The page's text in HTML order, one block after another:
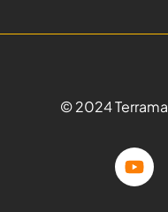
© 2024